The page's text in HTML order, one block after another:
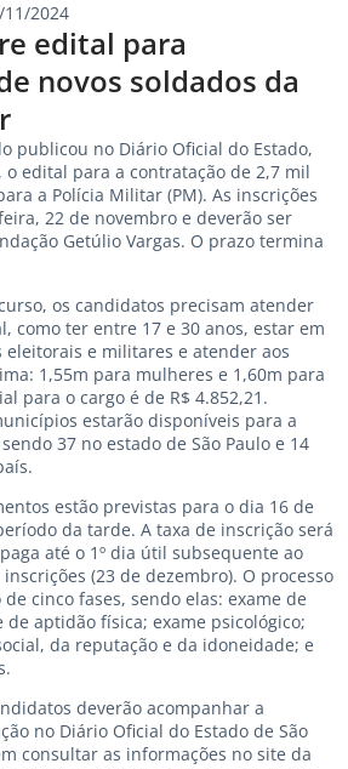
edital para
novos soldados da
11/2024
publicou no Diário Oficial do Estado,
edital para a contratação de 2,7 mil
a Polícia Militar (PM). As inscrições
22 de novembro e deverão ser
Getúlio Vargas. O prazo termina
os candidatos precisam atender
como ter entre 17 e 30 anos, estar em
eleitorais e militares e atender aos
1,55m para mulheres e 1,60m para
para o cargo é de R$ 4.852,21.
estarão disponíveis para a
37 no estado de São Paulo e 14
estão previstas para o dia 16 de
da tarde. A taxa de inscrição será
até o 1º dia útil subsequente ao
(23 de dezembro). O processo
cinco fases, sendo elas: exame de
de aptidão física; exame psicológico;
da reputação e da idoneidade; e
deverão acompanhar a
no Diário Oficial do Estado de São
consultar as informações no site da